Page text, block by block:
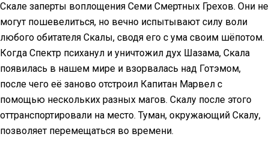
Скале заперты воплощения Семи Смертных Грехов. Они не
могут пошевелиться, но вечно испытывают силу воли
любого обитателя Скалы, сводя его с ума своим шёпотом.
Когда Спектр психанул и уничтожил дух Шазама, Скала
появилась в нашем мире и взорвалась над Готэмом,
после чего её заново отстроил Капитан Марвел с
помощью нескольких разных магов. Скалу после этого
оттранспортировали на место. Туман, окружающий Скалу,
позволяет перемещаться во времени.